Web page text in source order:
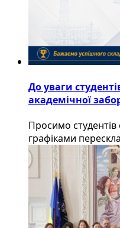
До уваги
академічної
Просимо
графіками